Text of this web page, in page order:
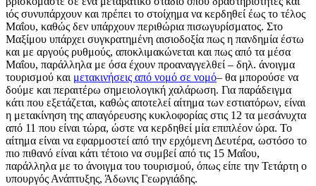
ιός συνυπάρχουν και πρέπει το στοίχημα να κερδηθεί έως το τέλος
Μαΐου, καθώς δεν υπάρχουν περιθώρια πισωγυρίσματος. Στο
Μαξίμου υπάρχει συγκρατημένη αισιοδοξία πως η πανδημία έστω
και με αργούς ρυθμούς, αποκλιμακώνεται και πως από τα μέσα
Μαΐου, παράλληλα με όσα έχουν προαναγγελθεί – δηλ. άνοιγμα
τουρισμού και μετακινήσεις από νομό σε νομό– θα μπορούσε να
δούμε και περαιτέρω σημειολογική χαλάρωση. Για παράδειγμα
κάτι που εξετάζεται, καθώς αποτελεί αίτημα των εστιατόρων, είναι
η μετακίνηση της απαγόρευσης κυκλοφορίας στις 12 τα μεσάνυχτα
από 11 που είναι τώρα, ώστε να κερδηθεί μία επιπλέον ώρα. Το
αίτημα είναι να εφαρμοστεί από την ερχόμενη Δευτέρα, ωστόσο το
πιο πιθανό είναι κάτι τέτοιο να συμβεί από τις 15 Μαΐου,
παράλληλα με το άνοιγμα του τουρισμού, όπως είπε την Τετάρτη ο
υπουργός Ανάπτυξης, Άδωνις Γεωργιάδης.